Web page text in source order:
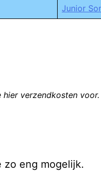
Junior
verzendkosten
zo eng mogelijk.